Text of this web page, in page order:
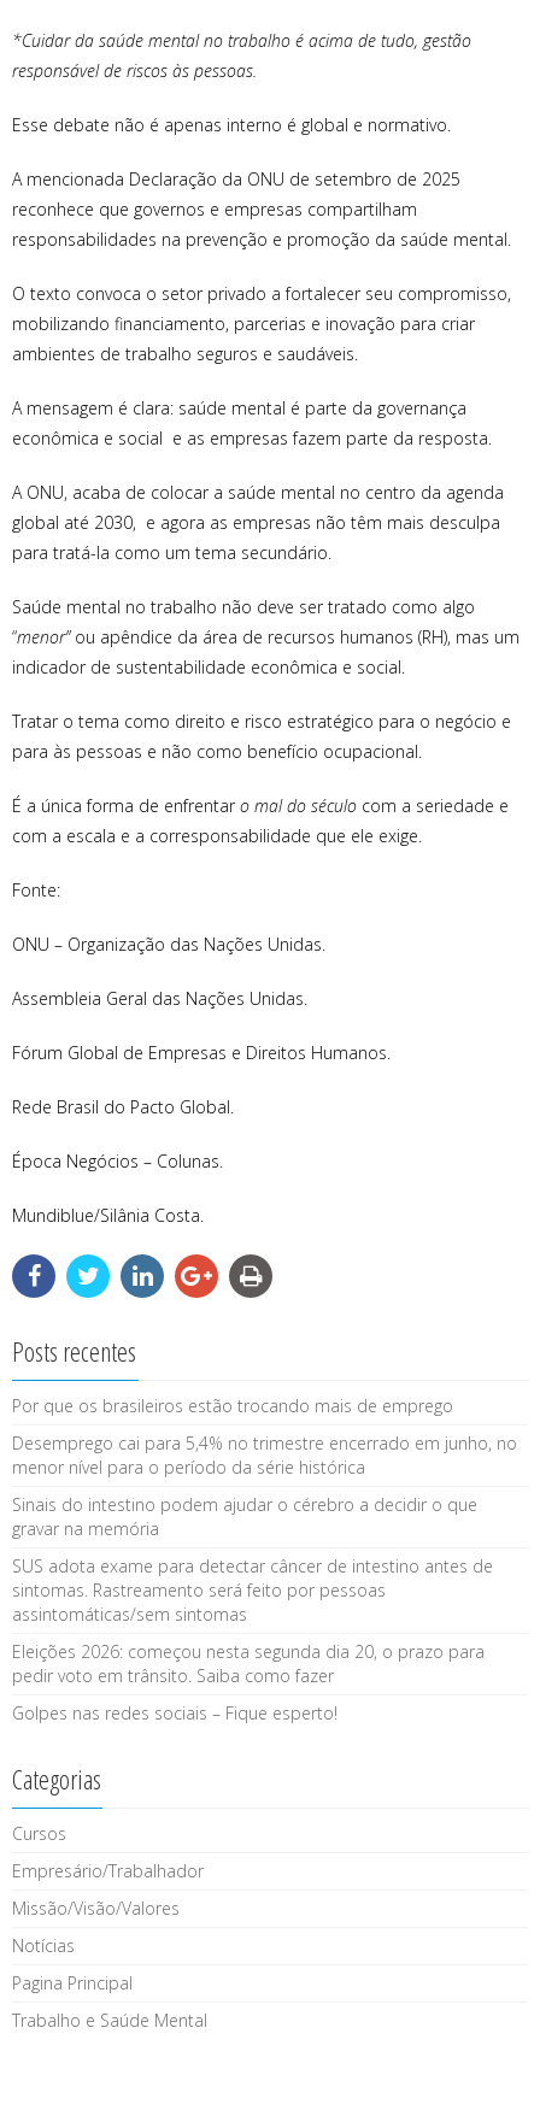
*Cuidar da saúde mental no trabalho é acima de tudo, gestão
responsável de riscos às pessoas.
Esse debate não é apenas interno é global e normativo.
A mencionada Declaração da ONU de setembro de 2025
reconhece que governos e empresas compartilham
responsabilidades na prevenção e promoção da saúde mental.
O texto convoca o setor privado a fortalecer seu compromisso,
mobilizando financiamento, parcerias e inovação para criar
ambientes de trabalho seguros e saudáveis.
A mensagem é clara: saúde mental é parte da governança
econômica e social e as empresas fazem parte da resposta.
A ONU, acaba de colocar a saúde mental no centro da agenda
global até 2030, e agora as empresas não têm mais desculpa
para tratá-la como um tema secundário.
Saúde mental no trabalho não deve ser tratado como algo
“menor”ou apêndice da área de recursos humanos (RH), mas um
indicador de sustentabilidade econômica e social.
Tratar o tema como direito e risco estratégico para o negócio e
para às pessoas e não como benefício ocupacional.
É a única forma de enfrentaro mal do século com a seriedade e
com a escala e a corresponsabilidade que ele exige.
Fonte:
ONU – Organização das Nações Unidas.
Assembleia Geral das Nações Unidas.
Fórum Global de Empresas e Direitos Humanos.
Rede Brasil do Pacto Global.
Época Negócios – Colunas.
Mundiblue/Silânia Costa.
Posts recentes
Por que os brasileiros estão trocando mais de emprego
Desemprego cai para 5,4% no trimestre encerrado em junho, no
menor nível para o período da série histórica
Sinais do intestino podem ajudar o cérebro a decidir o que
gravar na memória
SUS adota exame para detectar câncer de intestino antes de
sintomas. Rastreamento será feito por pessoas
assintomáticas/sem sintomas
Eleições 2026: começou nesta segunda dia 20, o prazo para
pedir voto em trânsito. Saiba como fazer
Golpes nas redes sociais – Fique esperto!
Categorias
Cursos
Empresário/Trabalhador
Missão/Visão/Valores
Notícias
Pagina Principal
Trabalho e Saúde Mental